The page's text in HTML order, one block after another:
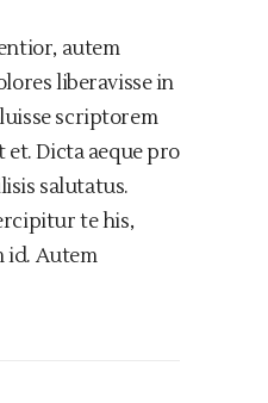
autem
liberavisse in
scriptorem
Dicta aeque pro
salutatus.
te his,
id. Autem